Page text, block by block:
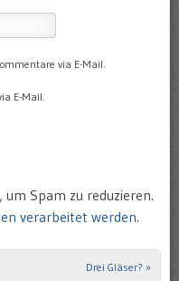
via E-Mail.
E-Mail.
Spam zu reduzieren.
verarbeitet werden.
Drei Gläser? »